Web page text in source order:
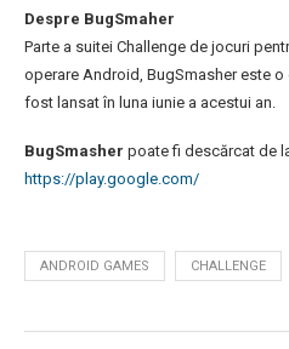
Despre BugSmaher
Parte a suitei Challenge de jocuri
operare Android, BugSmasher este o
fost lansat în luna iunie a acestui an.
BugSmasher poate fi descărcat de
https://play.google.com/
ANDROID GAMES CHALLENGE